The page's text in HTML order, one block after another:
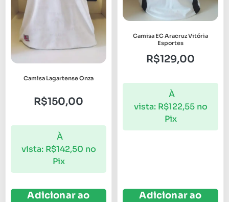
Camisa Lagartense Onza
R$150,00
À
vista: R$142,50 no
Pix
Adicionar ao
Camisa EC Aracruz Vitória
Esportes
R$129,00
À
vista: R$122,55 no
Pix
Adicionar ao